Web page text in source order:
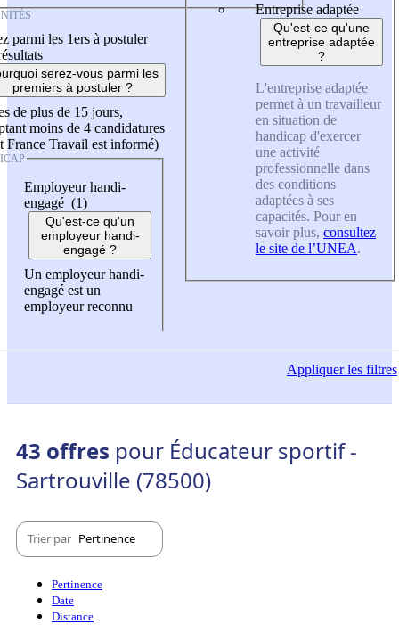
parmi les 1ers à postuler
serez-vous parmi les
premiers à postuler ?
de plus de 15 jours,
moins de 4 candidatures
France Travail est informé)
Employeur handi-
engagé (1)
Qu'est-ce qu'un
employeur handi-
engagé ?
Un employeur handi-
engagé est un
employeur reconnu
Entreprise adaptée
Qu'est-ce qu'une
entreprise adaptée
?
L'entreprise adaptée
permet à un travailleur
en situation de
handicap d'exercer
une activité
professionnelle dans
des conditions
adaptées à ses
capacités. Pour en
savoir plus, consultez
le site de l’UNEA.
Appliquerles filtres
43 offres pour Éducateur sportif -
Sartrouville (78500)
Trier par Pertinence
Pertinence
Date
Distance